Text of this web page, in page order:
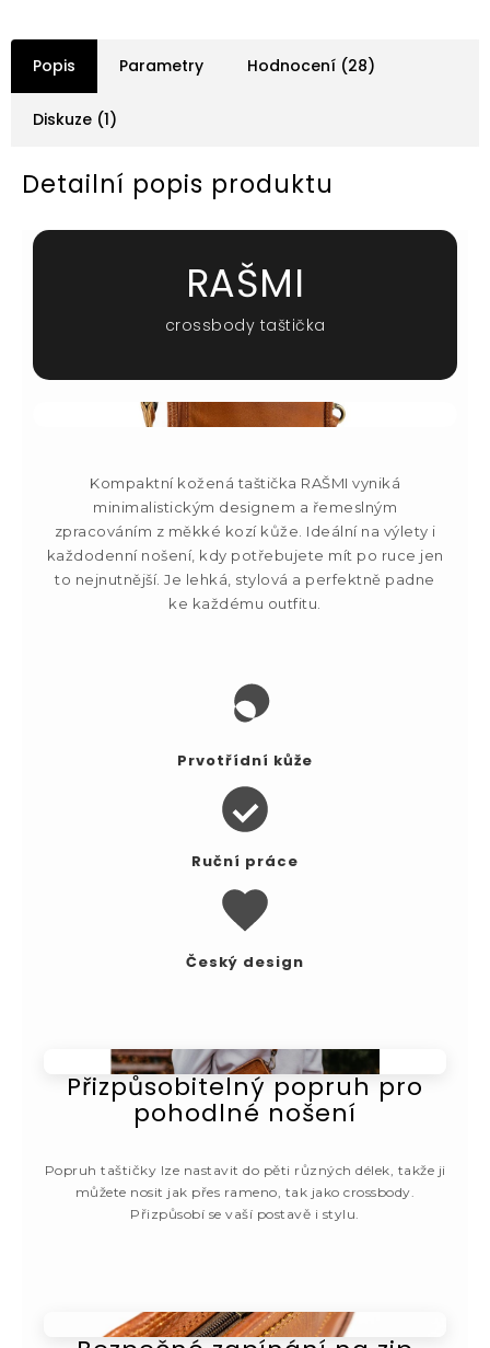
Popis Parametry Hodnocení (28)
Diskuze (1)
Detailní popis produktu
RAŠMI
crossbody taštička
Kompaktní kožená taštička RAŠMI vyniká
minimalistickým designem a řemeslným
zpracováním z měkké kozí kůže. Ideální na výlety i
každodenní nošení, kdy potřebujete mít po ruce jen
to nejnutnější. Je lehká, stylová a perfektně padne
ke každému outfitu.
Prvotřídní kůže
Ruční práce
Český design
Přizpůsobitelný popruh pro
pohodlné nošení
Popruh taštičky lze nastavit do pěti různých délek, takže ji
můžete nosit jak přes rameno, tak jako crossbody.
Přizpůsobí se vaší postavě i stylu.